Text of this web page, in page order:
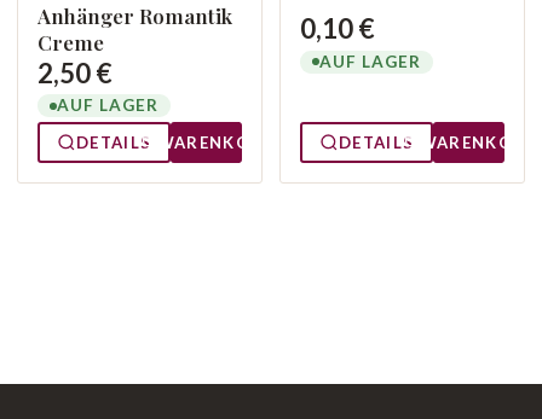
Anhänger Romantik
Creme
2,50 €
AUF LAGER
DETAILS
WARENKORB
0,10 €
AUF LAGER
DETAILS WARENKORB